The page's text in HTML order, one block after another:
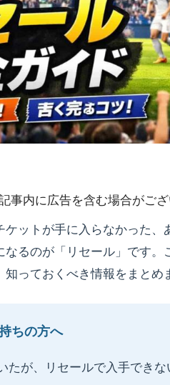
事内に広告を含む場合がご
ットが手に入らなかった、
るのが「リセール」です。
っておくべき情報をまとめ
ちの方へ
たが、リセールで入手でき